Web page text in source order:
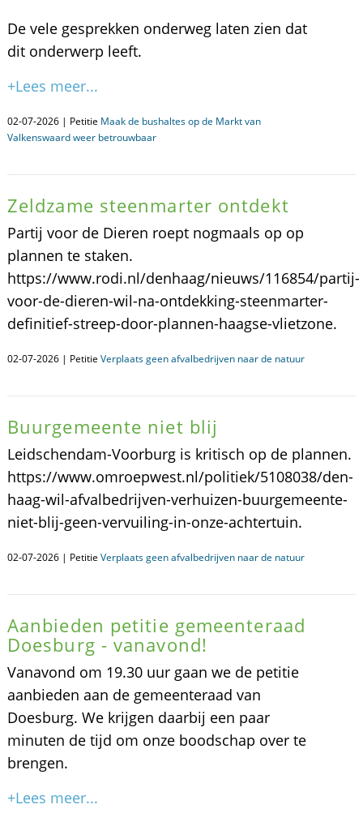
De vele gesprekken onderweg laten zien dat
dit onderwerp leeft.
+Lees meer...
02-07-2026 | Petitie Maak de bushaltes op de Markt van
Valkenswaard weer betrouwbaar
Zeldzame steenmarter ontdekt
Partij voor de Dieren roept nogmaals op op
plannen te staken.
https://www.rodi.nl/denhaag/nieuws/116854/partij-
voor-de-dieren-wil-na-ontdekking-steenmarter-
definitief-streep-door-plannen-haagse-vlietzone.
02-07-2026 | Petitie Verplaats geen afvalbedrijven naar de natuur
Buurgemeente niet blij
Leidschendam-Voorburg is kritisch op de plannen.
https://www.omroepwest.nl/politiek/5108038/den-
haag-wil-afvalbedrijven-verhuizen-buurgemeente-
niet-blij-geen-vervuiling-in-onze-achtertuin.
02-07-2026 | Petitie Verplaats geen afvalbedrijven naar de natuur
Aanbieden petitie gemeenteraad
Doesburg - vanavond!
Vanavond om 19.30 uur gaan we de petitie
aanbieden aan de gemeenteraad van
Doesburg. We krijgen daarbij een paar
minuten de tijd om onze boodschap over te
brengen.
+Lees meer...